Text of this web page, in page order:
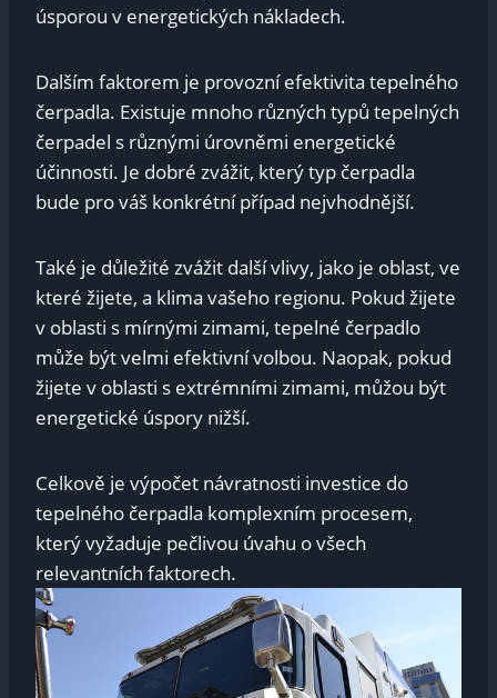
úsporou v energetických nákladech.
Dalším faktorem je provozní efektivita tepelného
čerpadla. Existuje mnoho různých typů tepelných
čerpadel s různými úrovněmi energetické
účinnosti. Je dobré zvážit, který typ čerpadla
bude pro váš konkrétní případ nejvhodnější.
Také je důležité zvážit další vlivy, jako je oblast, ve
které žijete, a klima vašeho regionu. Pokud žijete
v oblasti s mírnými zimami, tepelné čerpadlo
může být velmi efektivní volbou. Naopak, pokud
žijete v oblasti s extrémními zimami, můžou být
energetické úspory nižší.
Celkově je výpočet návratnosti investice do
tepelného čerpadla komplexním procesem,
který vyžaduje pečlivou úvahu o všech
relevantních faktorech.